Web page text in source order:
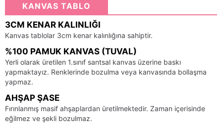
KANVAS TABLO
3CM KENAR KALINLIĞI
Kanvas tablolar 3cm kenar kalınlığına sahiptir.
%100 PAMUK KANVAS (TUVAL)
Yerli olarak üretilen 1.sınıf santsal kanvas üzerine baskı
yapmaktayız. Renklerinde bozulma veya kanvasında bollaşma
yapmaz.
AHŞAP ŞASE
Fırınlanmış masif ahşaplardan üretilmektedir. Zaman içerisinde
eğilmez ve şekli bozulmaz.